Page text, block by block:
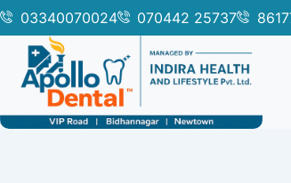
Skip
to
content
03340070024 070442 25737